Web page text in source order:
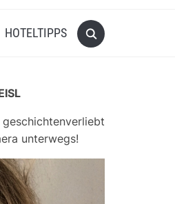
HOTELTIPPS
unterwegs!